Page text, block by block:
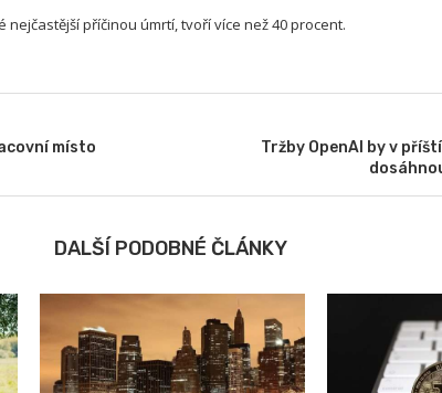
příčinou úmrtí, tvoří více než 40 procent.
místo
Tržby OpenAI by v
DALŠÍ PODOBNÉ ČLÁNKY